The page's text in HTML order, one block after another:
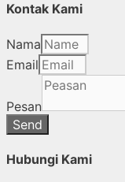
Kontak Kami
Nama
Email
Pesan
Send
Hubungi Kami